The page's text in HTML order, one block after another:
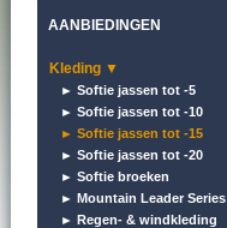
AANBIEDINGEN
Kleding ▼
► Softie jassen tot -5
► Softie jassen tot -10
► Softie jassen tot -15
► Softie jassen tot -20
► Softie broeken
► Mountain Leader Series
► Regen- & windkleding